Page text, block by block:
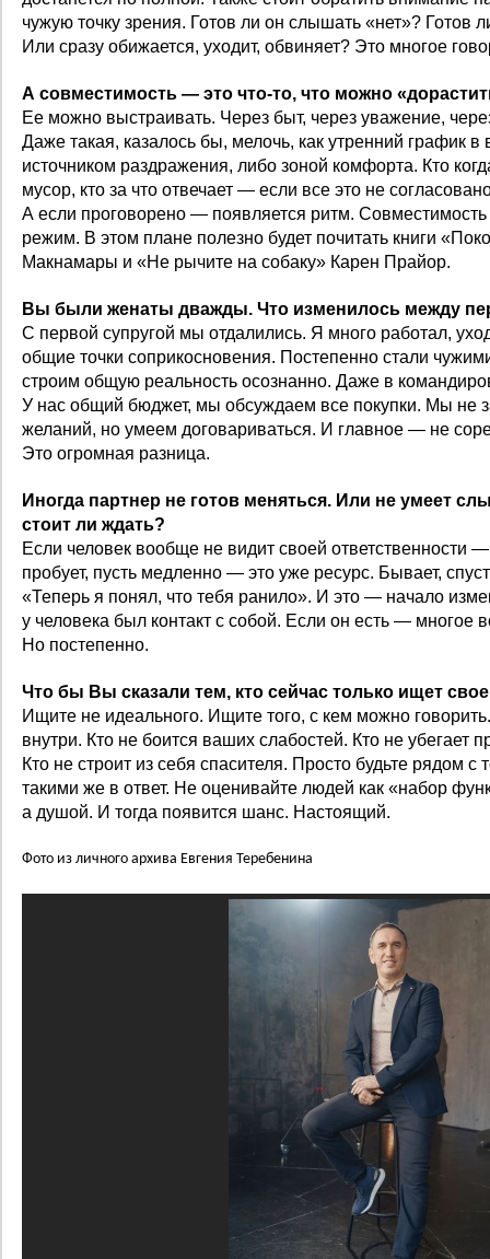
чужую точку зрения. Готов ли он слышать «нет»? Готов
Или сразу обижается, уходит, обвиняет? Это многое
А совместимость — это что‑то, что можно
Ее можно выстраивать. Через быт, через уважение,
Даже такая, казалось бы, мелочь, как утренний график
источником раздражения, либо зоной комфорта. Кто
мусор, кто за что отвечает — если все это не
А если проговорено — появляется ритм.
режим. В этом плане полезно будет почитать книги
Макнамары и «Не рычите на собаку» Карен Прайор.
Вы были женаты дважды. Что изменилось между
С первой супругой мы отдалились. Я много работал,
общие точки соприкосновения. Постепенно стали
строим общую реальность осознанно. Даже в
У нас общий бюджет, мы обсуждаем все покупки. Мы не
желаний, но умеем договариваться. И главное — не
Это огромная разница.
Иногда партнер не готов меняться. Или не умеет
стоит ли ждать?
Если человек вообще не видит своей ответственности
пробует, пусть медленно — это уже ресурс. Бывает,
«Теперь я понял, что тебя ранило». И это — начало
у человека был контакт с собой. Если он есть — многое
Но постепенно.
Что бы Вы сказали тем, кто сейчас только ищет
Ищите не идеального. Ищите того, с кем можно
внутри. Кто не боится ваших слабостей. Кто не убегает
Кто не строит из себя спасителя. Просто будьте рядом с
такими же в ответ. Не оценивайте людей как «набор
а душой. И тогда появится шанс. Настоящий.
Фото из личного архива Евгения Теребенина